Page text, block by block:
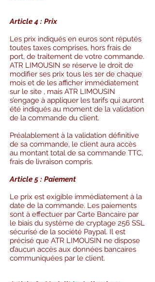
Article 4 : Prix
Les prix indiqués en euros sont réputés
toutes taxes comprises, hors frais de
port, de traitement de votre commande.
ATR LIMOUSIN se réserve le droit de
modifier ses prix tous les 1er de chaque
mois et de les afficher immédiatement
sur le site , mais ATR LIMOUSIN
s’engage à appliquer les tarifs qui auront
été indiqués au moment de la validation
de la commande du client.
Préalablement à la validation définitive
de sa commande, le client aura accès
au montant total de sa commande TTC,
frais de livraison compris.
Article 5 : Paiement
Le prix est exigible immédiatement à la
date de la commande. Les paiements
sont à effectuer par Carte Bancaire par
le biais du système de cryptage 256 SSL
sécurisé de la société Paypal. Il est
précisé que ATR LIMOUSIN ne dispose
d’aucun accès aux données bancaires
communiquées par le client.